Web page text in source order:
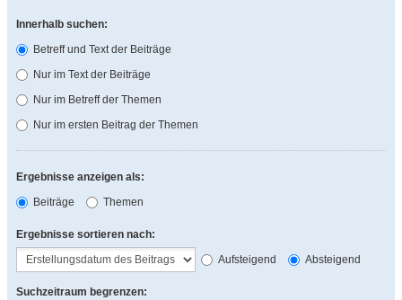
Innerhalb suchen:
Betreff und Text der Beiträge
Nur im Text der Beiträge
Nur im Betreff der Themen
Nur im ersten Beitrag der Themen
Ergebnisse anzeigen als:
Beiträge
Themen
Ergebnisse sortieren nach:
Aufsteigend
Absteigend
Suchzeitraum begrenzen: